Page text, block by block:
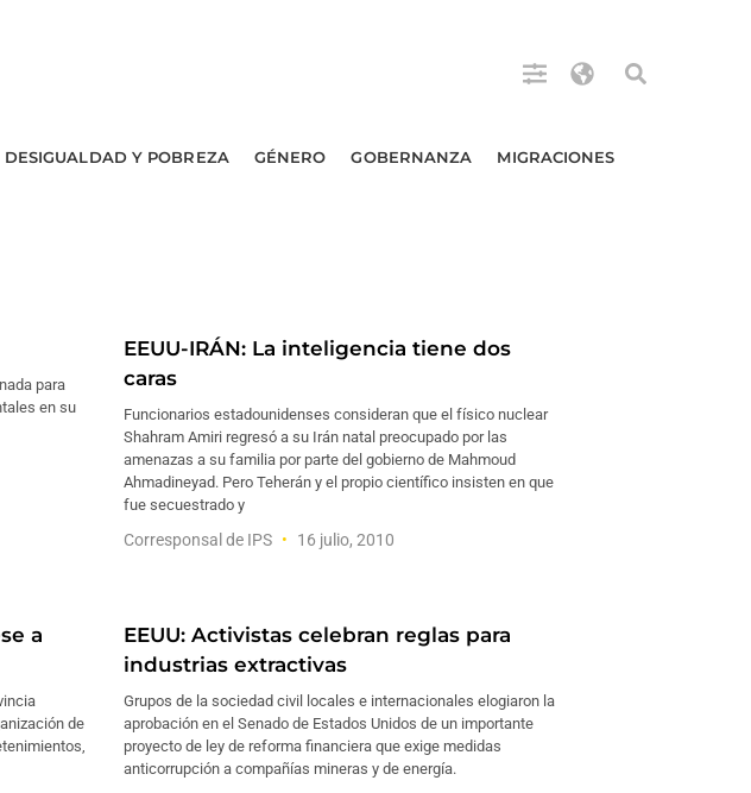
DESIGUALDAD Y POBREZA GÉNERO GOBERNANZA MIGRACIONES
para
en su
EEUU-IRÁN: La inteligencia tiene dos
caras
Funcionarios estadounidenses consideran que el físico nuclear
Shahram Amiri regresó a su Irán natal preocupado por las
amenazas a su familia por parte del gobierno de Mahmoud
Ahmadineyad. Pero Teherán y el propio científico insisten en que
fue secuestrado y
Corresponsal de IPS 16 julio, 2010
a
de
EEUU: Activistas celebran reglas para
industrias extractivas
Grupos de la sociedad civil locales e internacionales elogiaron la
aprobación en el Senado de Estados Unidos de un importante
proyecto de ley de reforma financiera que exige medidas
anticorrupción a compañías mineras y de energía.